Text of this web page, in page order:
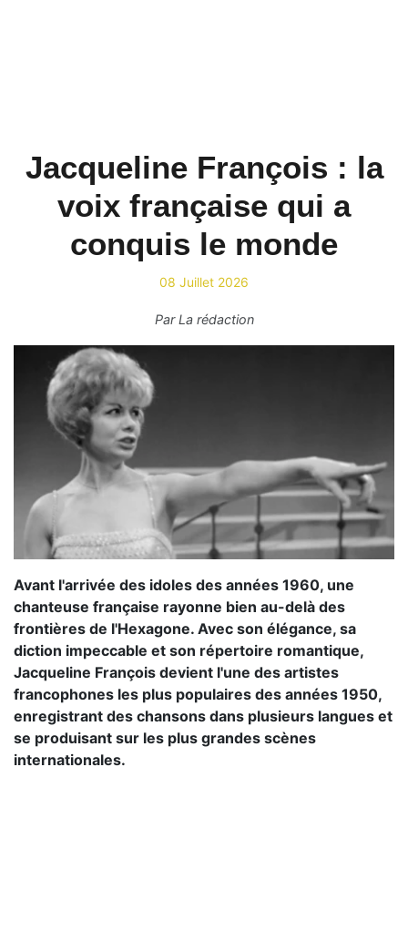
Jacqueline François : la
voix française qui a
conquis le monde
08 Juillet 2026
ParLa rédaction
Avant l'arrivée des idoles des années 1960, une
chanteuse française rayonne bien au-delà des
frontières de l'Hexagone. Avec son élégance, sa
diction impeccable et son répertoire romantique,
Jacqueline François devient l'une des artistes
francophones les plus populaires des années 1950,
enregistrant des chansons dans plusieurs langues et
se produisant sur les plus grandes scènes
internationales.